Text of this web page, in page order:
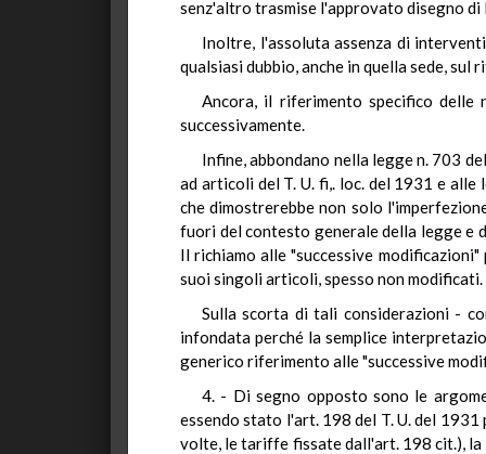
senz'altro trasmise l'approvato disegno
Inoltre, l'assoluta assenza di
qualsiasi dubbio, anche in quella sede,
Ancora, il riferimento specifico
successivamente.
Infine, abbondano nella legge n. 703
ad articoli del T. U. fi,. loc. del 1931 e alle
che dimostrerebbe non solo
fuori del contesto generale della legge
Il richiamo alle "successive
suoi singoli articoli, spesso non modificati.
Sulla scorta di tali considerazioni -
infondata perché la semplice
generico riferimento alle "successive
4. - Di segno opposto sono le
essendo stato l'art. 198 del T. U. del
volte, le tariffe fissate dall'art. 198 cit.), la